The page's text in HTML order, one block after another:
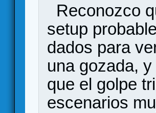
Reconozco
setup
dados para
una gozada,
que el golpe
escenarios